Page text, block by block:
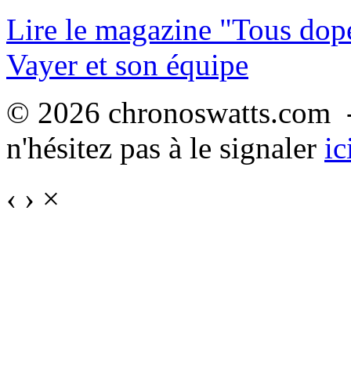
Lire le magazine "Tous
Vayer et son équipe
© 2026
n'hésitez pas à le signaler
‹ › ×